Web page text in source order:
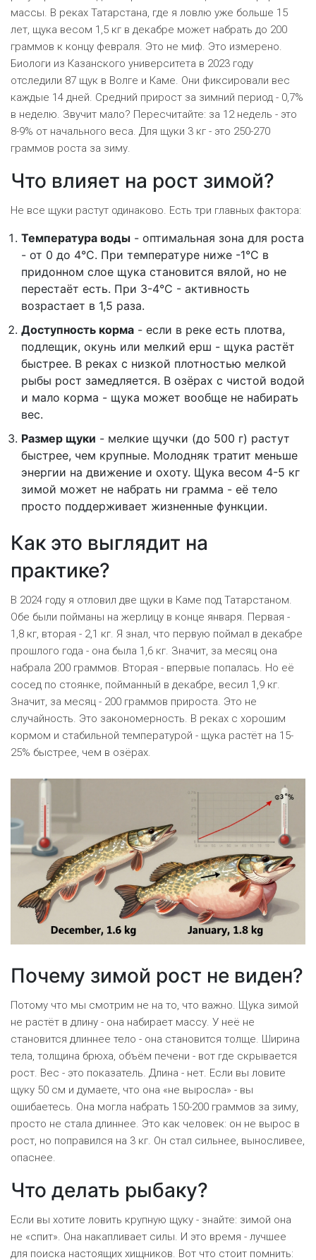
массы. В реках Татарстана, где я ловлю уже больше 15
лет, щука весом 1,5 кг в декабре может набрать до 200
граммов к концу февраля. Это не миф. Это измерено.
Биологи из Казанского университета в 2023 году
отследили 87 щук в Волге и Каме. Они фиксировали вес
каждые 14 дней. Средний прирост за зимний период - 0,7%
в неделю. Звучит мало? Пересчитайте: за 12 недель - это
8-9% от начального веса. Для щуки 3 кг - это 250-270
граммов роста за зиму.
Что влияет на рост зимой?
Не все щуки растут одинаково. Есть три главных фактора:
Температура воды - оптимальная зона для роста
- от 0 до 4°C. При температуре ниже -1°C в
придонном слое щука становится вялой, но не
перестаёт есть. При 3-4°C - активность
возрастает в 1,5 раза.
Доступность корма - если в реке есть плотва,
подлещик, окунь или мелкий ерш - щука растёт
быстрее. В реках с низкой плотностью мелкой
рыбы рост замедляется. В озёрах с чистой водой
и мало корма - щука может вообще не набирать
вес.
Размер щуки - мелкие щучки (до 500 г) растут
быстрее, чем крупные. Молодняк тратит меньше
энергии на движение и охоту. Щука весом 4-5 кг
зимой может не набрать ни грамма - её тело
просто поддерживает жизненные функции.
Как это выглядит на
практике?
В 2024 году я отловил две щуки в Каме под Татарстаном.
Обе были пойманы на жерлицу в конце января. Первая -
1,8 кг, вторая - 2,1 кг. Я знал, что первую поймал в декабре
прошлого года - она была 1,6 кг. Значит, за месяц она
набрала 200 граммов. Вторая - впервые попалась. Но её
сосед по стоянке, пойманный в декабре, весил 1,9 кг.
Значит, за месяц - 200 граммов прироста. Это не
случайность. Это закономерность. В реках с хорошим
кормом и стабильной температурой - щука растёт на 15-
25% быстрее, чем в озёрах.
Почему зимой рост не виден?
Потому что мы смотрим не на то, что важно. Щука зимой
не растёт в длину - она набирает массу. У неё не
становится длиннее тело - она становится толще. Ширина
тела, толщина брюха, объём печени - вот где скрывается
рост. Вес - это показатель. Длина - нет. Если вы ловите
щуку 50 см и думаете, что она «не выросла» - вы
ошибаетесь. Она могла набрать 150-200 граммов за зиму,
просто не стала длиннее. Это как человек: он не вырос в
рост, но поправился на 3 кг. Он стал сильнее, выносливее,
опаснее.
Что делать рыбаку?
Если вы хотите ловить крупную щуку - знайте: зимой она
не «спит». Она накапливает силы. И это время - лучшее
для поиска настоящих хищников. Вот что стоит помнить: